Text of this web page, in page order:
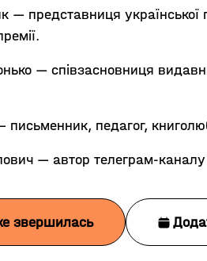
— представниця української
— співзасновниця
письменник, педагог,
— автор телеграм-
звершилась